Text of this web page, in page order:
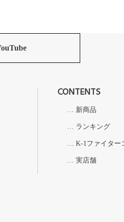
CONTENTS
新商品
ランキング
K-1ファイター
実店舗